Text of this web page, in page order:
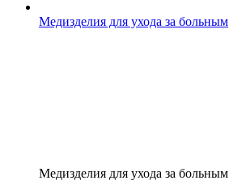
Медизделия для ухода за больным
Медизделия для ухода за больным